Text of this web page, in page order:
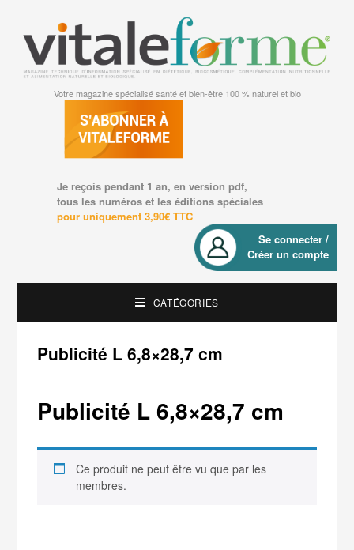
Votre magazine spécialisé santé et bien-être 100 % naturel et bio
Je reçois pendant 1 an, en version pdf,
tous les numéros et les éditions spéciales
pour uniquement 3,90€ TTC
Se connecter /
Créer un compte
CATÉGORIES
Publicité L 6,8×28,7 cm
Publicité L 6,8×28,7 cm
Ce produit ne peut être vu que par les
membres.